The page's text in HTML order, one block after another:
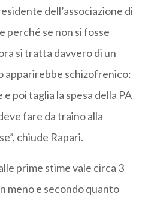
dell’associazione di
perché se non si fosse
si tratta davvero di un
apparirebbe schizofrenico:
poi taglia la spesa della PA
fare da traino alla
chiude Rapari.
prime stime vale circa 3
meno e secondo quanto